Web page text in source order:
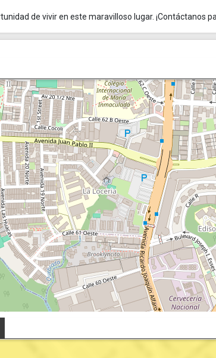
de vivir en este maravilloso lugar. ¡Contáctanos